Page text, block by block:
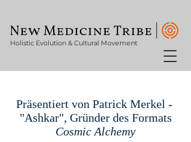
Holistic Evolution & Cultural Movement
Cosmic
Alchemy
Präsentiert von Patrick Merkel -
"Ashkar", Gründer des Formats
Cosmic Alchemy